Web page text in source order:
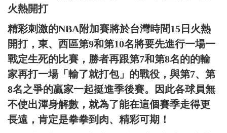
火熱開打
精彩刺激的NBA附加賽將於台灣時間15日火熱
開打，東、西區第9和第10名將要先進行一場一
戰定生死的比賽，勝者再跟第7和第8名的的輸
家再打一場「輸了就打包」的戰役，與第7、第
8名之爭的贏家一起挺進季後賽。因此各球員無
不使出渾身解數，就為了能在這個賽季走得更
長遠，肯定是拳拳到肉、精彩可期！